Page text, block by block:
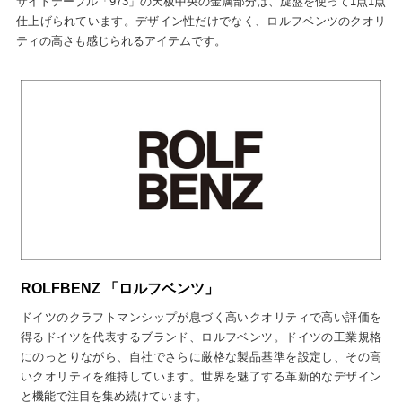
仕上げられています。デザイン性だけでなく、ロルフベンツのクオリ
ティの高さも感じられるアイテムです。
ROLFBENZ 「ロルフベンツ」
ドイツのクラフトマンシップが息づく高いクオリティで高い評価を
得るドイツを代表するブランド、ロルフベンツ。ドイツの工業規格
にのっとりながら、自社でさらに厳格な製品基準を設定し、その高
いクオリティを維持しています。世界を魅了する革新的なデザイン
と機能で注目を集め続けています。